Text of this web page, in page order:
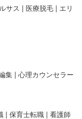
サス | 医療脱毛 | エリ
集 | 心理カウンセラー
| 保育士転職 | 看護師